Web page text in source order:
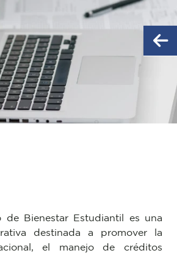
de Bienestar Estudiantil es una
destinada a promover la
el manejo de créditos